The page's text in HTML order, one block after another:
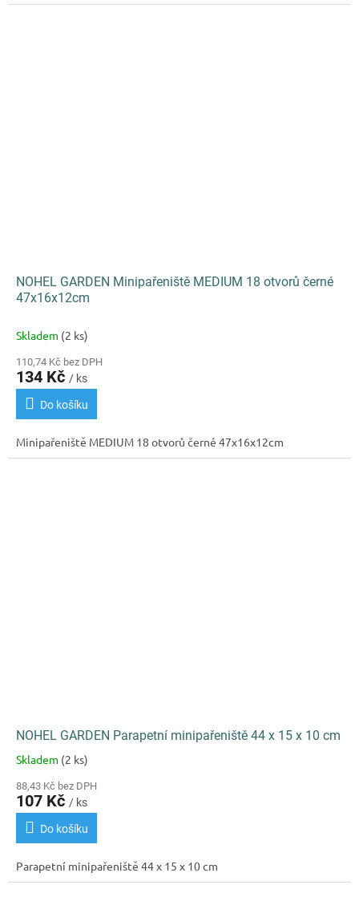
NOHEL GARDEN Minipařeniště MEDIUM 18 otvorů černé
47x16x12cm
Skladem (2 ks)
110,74 Kč bez DPH
134 Kč / ks
Do košíku
Minipařeniště MEDIUM 18 otvorů černé 47x16x12cm
NOHEL GARDEN Parapetní minipařeniště 44 x 15 x 10 cm
Průměrné
produktu
je
3,5
hvězdiček.
Skladem (2 ks)
88,43 Kč bez DPH
107 Kč / ks
Do košíku
Parapetní minipařeniště 44 x 15 x 10 cm